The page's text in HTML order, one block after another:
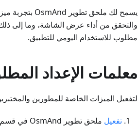
والتحقق من أداء عرض الشاشة، وما إلى
مطلوب للاستخدام اليومي للتطبيق.
معلمات الإعداد
لتفعيل الميزات الخاصة للمطورين
تفعيل ملحق تطوير OsmAnd في قسم الملحقات من